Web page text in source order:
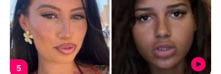
5